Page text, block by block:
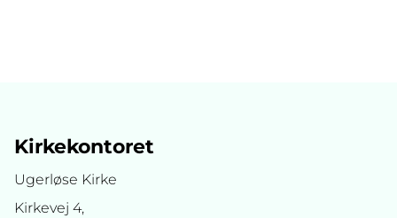
Kirkekontoret
Ugerløse Kirke
Kirkevej 4,